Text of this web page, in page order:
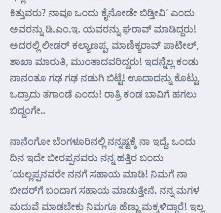
ಕಿತ್ತುವರು? ನಾವೂ ಒಂದು ಕೈನೋಡೇ ಬಿಡ್ತೀವಿ’ ಎಂದು
ಅವರನ್ನು ಡಿ.ಎಂ.ಇ. ಯವರನ್ನು ಘರಾವ್ ಮಾಡಿದ್ದರು!
ಅದರಲ್ಲಿ ಲೀಡರ್ ಕಲ್ಯಾಣಪ್ಪ, ಮಾಣಿಕ್ಯರಾವ್ ಪಾಟೀಲ್,
ಶಾಖಾ ಮಾರುತಿ, ಮುಂತಾದವರಿದ್ದರು! ಇದನ್ನೆಲ್ಲ ಕಂಡು
ನಾನಂತೂ ಗಢ ಗಢ ನಡುಗಿ ಬಿಟ್ಟೆ! ಊದಾದನ್ನು ಕೊಟ್ಟು
ಒದ್ರಾದು ತಗಾಂಡೆ ಎಂದು! ರಾತ್ರಿ ಕಂಡ ಬಾವಿಗೆ ಹಗಲು
ಬಿದ್ದಂಗೇ..
ನಾನೆಂಗೋ ಬೆಂಗಳೂರಿನಲ್ಲಿ ನನ್ನಷ್ಟಕ್ಕೆ ನಾ ಇದ್ದೆ. ಒಂದು
ದಿನ ಇದೇ ಬೀರಪ್ಪನವರು ನನ್ನ ಹತ್ತಿರ ಬಂದು
‘ಯಲ್ಲಪ್ಪನವರೇ ನನಗೆ ಸಹಾಯ ಮಾಡಿ! ನಿಮಗೆ ನಾ
ಬೀದರ್‌ಗೆ ಬಂದಾಗ ಸಹಾಯ ಮಾಡುತ್ತೇನೆ. ನನ್ನ ಮಗಳ
ಮದುವೆ ಮಾಡಬೇಕು ನಿಮಗೂ ಹೆಣ್ಣು ಮಕ್ಕಳಿದ್ದಾರೆ! ಇಲ್ಲ